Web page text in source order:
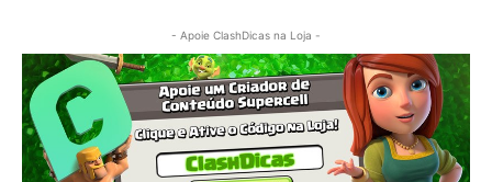
- Apoie ClashDicas na Loja -